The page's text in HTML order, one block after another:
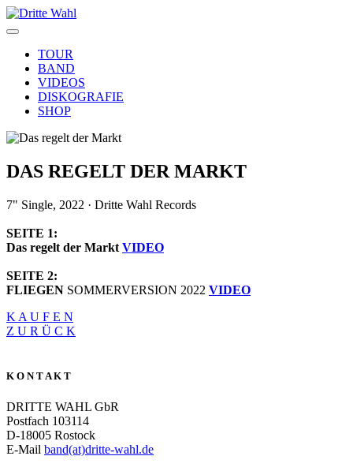
TOUR
BAND
VIDEOS
DISKOGRAFIE
SHOP
DAS REGELT DER MARKT
7" Single, 2022 · Dritte Wahl Records
SEITE 1:
Das regelt der Markt VIDEO
SEITE 2:
FLIEGEN SOMMERVERSION 2022 VIDEO
K A U F E N
Z U R Ü C K
K O N T A K T
DRITTE WAHL GbR
Postfach 103114
D-18005 Rostock
E-Mail band(at)dritte-wahl.de